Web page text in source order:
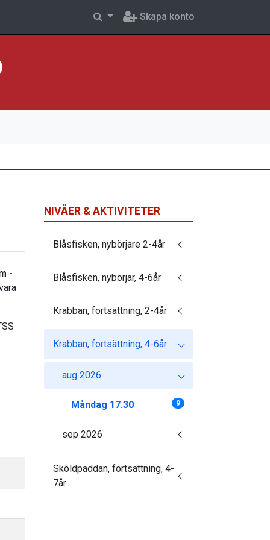
Skapa konto
-
NIVÅER & AKTIVITETER
Blåsfisken, nybörjare 2-4år
Blåsfisken, nybörjar, 4-6år
Krabban, fortsättning, 2-4år
Krabban, fortsättning, 4-6år
aug 2026
Måndag 17.30 9
sep 2026
Sköldpaddan, fortsättning, 4-
7år